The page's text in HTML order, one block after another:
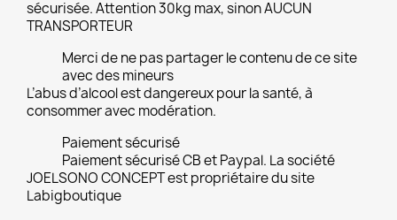
sécurisée. Attention 30kg max, sinon AUCUN
TRANSPORTEUR
Merci de ne pas partager le contenu de ce site
avec des mineurs
L’abus d’alcool est dangereux pour la santé, à
consommer avec modération.
Paiement sécurisé
Paiement sécurisé CB et Paypal. La société
JOELSONO CONCEPT est propriétaire du site
Labigboutique